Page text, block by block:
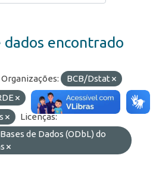
encontrado
Organizações:
BCB/Dstat
Licenças:
de Dados (ODbL) do